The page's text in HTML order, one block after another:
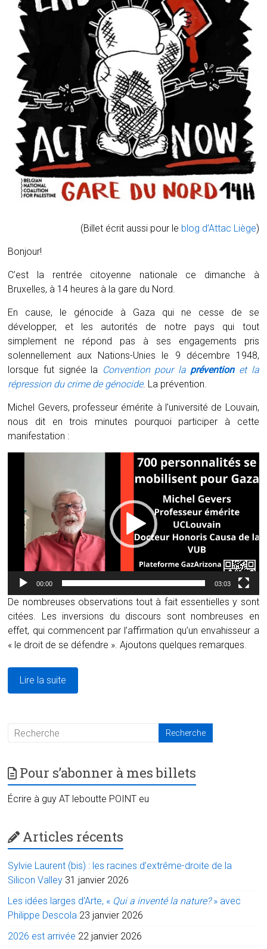
(Billet écrit aussi pour le blog d’Attac Liège)
Bonjour!
C’est la rentrée citoyenne nationale ce dimanche à
Bruxelles, à 14 heures à la gare du Nord.
En cause, le génocide à Gaza qui ne cesse de se
développer, et les autorités de notre pays qui tout
simplement ne répond pas à ses engagements pris
solennellement aux Nations-Unies le 9 décembre 1948,
lorsque fut signée la Convention pour la préventionet la
répression du crime de génocide. La prévention.
Michel Gevers, professeur émérite à l’université de Louvain,
nous dit en trois minutes pourquoi participer à cette
manifestation :
00:00 03:03
De nombreuses observations tout à fait essentielles y sont
citées. Les inversions du discours sont nombreuses en
effet, qui commencent par l’affirmation qu’un envahisseur a
« le droit de se défendre ». Ajoutons quelques remarques.
Lire la suite
Pour s’abonner à mes billets
Écrire à guy AT leboutte POINT eu
Articles récents
Sylvie Laurent (bis) : les racines d’extrême-droite de la
Silicon Valley 31 janvier 2026
Les idées larges d’Arte, « Qui a inventé la nature?» avec
Philippe Descola 23 janvier 2026
2026 est arrivée 22 janvier 2026